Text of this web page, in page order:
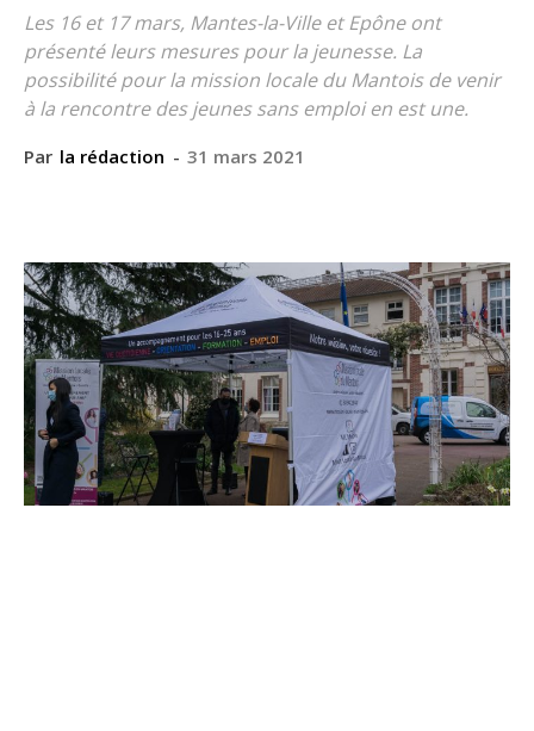
Les 16 et 17 mars, Mantes-la-Ville et Epône ont
présenté leurs mesures pour la jeunesse. La
possibilité pour la mission locale du Mantois de venir
à la rencontre des jeunes sans emploi en est une.
Par la rédaction - 31 mars 2021